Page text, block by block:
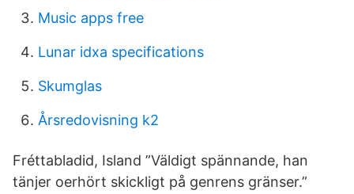
Music apps free
Lunar idxa specifications
Skumglas
Årsredovisning k2
Fréttabladid, Island ”Väldigt spännande, han
tänjer oerhört skickligt på genrens gränser.”